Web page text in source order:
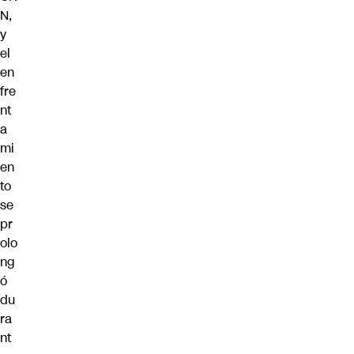
N,
y
el
en
fre
nt
a
mi
en
to
se
pr
olo
ng
ó
du
ra
nt